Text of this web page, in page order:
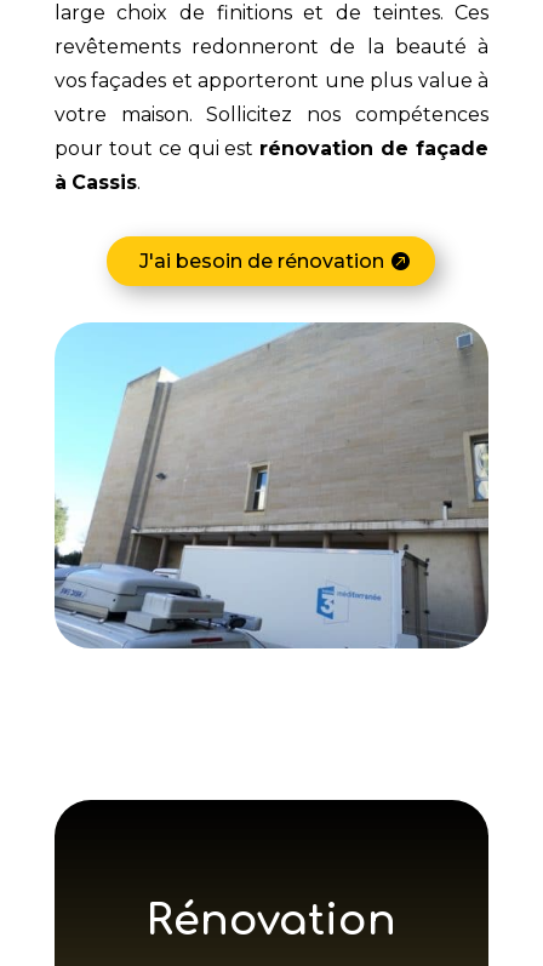
large choix de finitions et de teintes. Ces
revêtements redonneront de la beauté à
vos façades et apporteront une plus value à
votre maison. Sollicitez nos compétences
pour tout ce qui est rénovation de façade
à Cassis.
J'ai besoin de rénovation
Rénovation